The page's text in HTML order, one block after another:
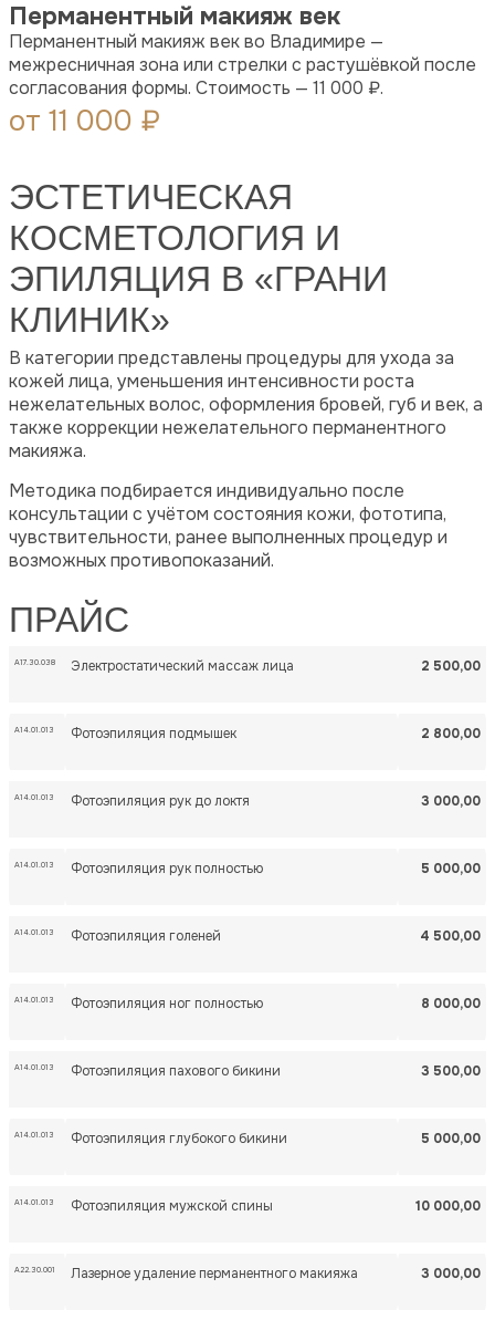
Перманентный макияж век
Перманентный макияж век во Владимире —
межресничная зона или стрелки с растушёвкой после
согласования формы. Стоимость — 11 000 ₽.
от 11 000 ₽
ЭСТЕТИЧЕСКАЯ
КОСМЕТОЛОГИЯ И
ЭПИЛЯЦИЯ В «ГРАНИ
КЛИНИК»
В категории представлены процедуры для ухода за
кожей лица, уменьшения интенсивности роста
нежелательных волос, оформления бровей, губ и век, а
также коррекции нежелательного перманентного
макияжа.
Методика подбирается индивидуально после
консультации с учётом состояния кожи, фототипа,
чувствительности, ранее выполненных процедур и
возможных противопоказаний.
ПРАЙС
А17.30.038 Электростатический массаж лица 2 500,00
A14.01.013 Фотоэпиляция подмышек 2 800,00
A14.01.013 Фотоэпиляция рук до локтя 3 000,00
A14.01.013 Фотоэпиляция рук полностью 5 000,00
A14.01.013 Фотоэпиляция голеней 4 500,00
A14.01.013 Фотоэпиляция ног полностью 8 000,00
A14.01.013 Фотоэпиляция пахового бикини 3 500,00
A14.01.013 Фотоэпиляция глубокого бикини 5 000,00
A14.01.013 Фотоэпиляция мужской спины 10 000,00
А22.30.001 Лазерное удаление перманентного макияжа 3 000,00